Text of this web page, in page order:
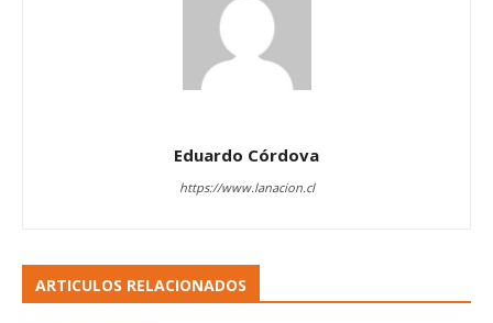
Eduardo Córdova
https://www.lanacion.cl
ARTICULOS RELACIONADOS